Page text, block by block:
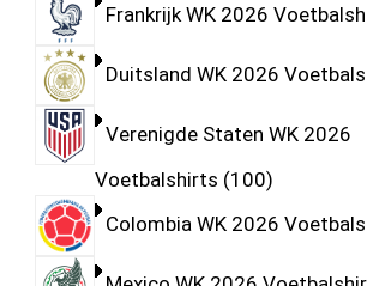
Frankrijk WK 2026
Duitsland WK 2026
Verenigde Staten WK 2026
Voetbalshirts 100
Colombia WK 2026